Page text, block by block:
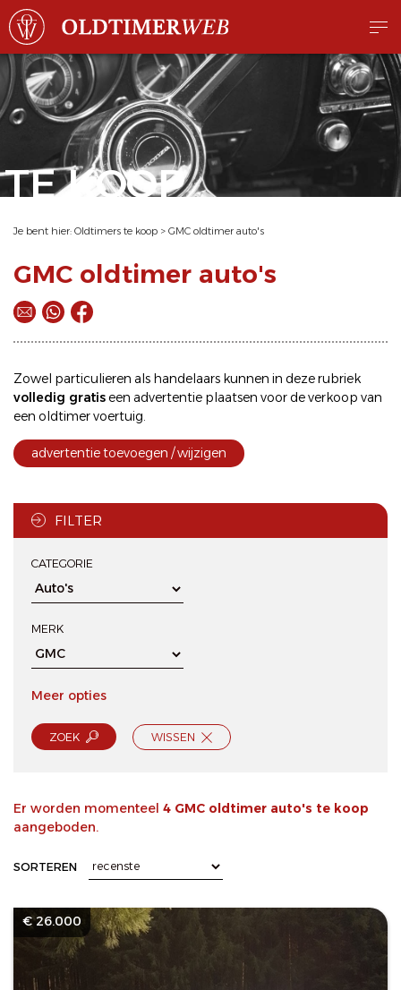
TE KOOP
Je bent hier: Oldtimers te koop > GMC oldtimer auto's
GMC oldtimer auto's
Zowel particulieren als handelaars kunnen in deze rubriek
volledig gratis een advertentie plaatsen voor deverkoop van
een oldtimer voertuig.
advertentie toevoegen / wijzigen
FILTER
CATEGORIE
MERK
Meer opties
ZOEK WISSEN
Er worden momenteel 4 GMC oldtimer auto's te koop
aangeboden.
SORTEREN
€ 26.000